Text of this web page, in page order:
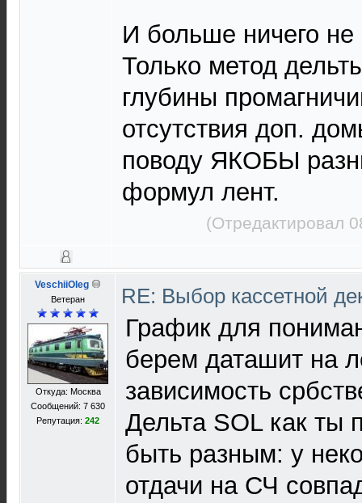
И больше ничего не
Только метод
глубины
отсутствия доп.
поводу ЯКОБЫ
формул лент.
(Отредактировал
VeschiiOleg
Ветеран
Откуда: Москва
Сообщений: 7 630
Репутация: 242
RE: Выбор кассетной
График для
берем даташит на
зависимость
Дельта SOL как ты
быть разным: у
отдачи на СЧ